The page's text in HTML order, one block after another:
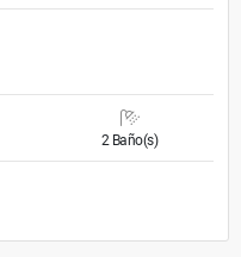
2 Baño(s)